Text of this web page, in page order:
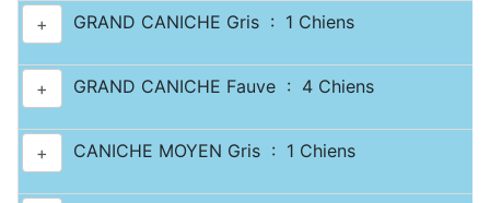
+ GRAND CANICHE Gris : 1 Chiens
+ GRAND CANICHE Fauve : 4 Chiens
+ CANICHE MOYEN Gris : 1 Chiens